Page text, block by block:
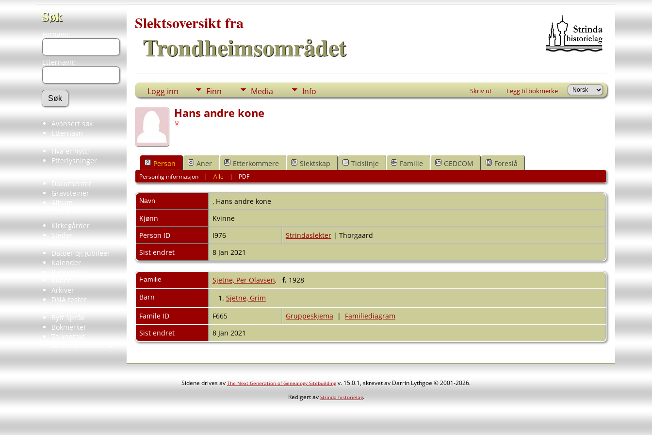
Søk
Fornavn:
Etternavn:
Avansert søk
Etternavn
Logg inn
Hva er nytt?
Etterlysninger
Bilder
Dokumenter
Gravsteiner
Album
Alle media
Kirkegårder
Steder
Notater
Datoer og jubileer
Kalender
Rapporter
Kilder
Arkiver
DNA tester
Statistikk
Bytt Språk
Bokmerker
Ta kontakt
Be om brukerkonto
Slektsoversikt fra
Trondheimsområdet
Logg inn Finn Media Info Skriv ut Legg til bokmerke
Hans andre kone
Person Aner Etterkommere Slektskap Tidslinje Familie GEDCOM Foreslå
Personlig informasjon |Alle | PDF
Navn , Hans andre kone
Kjønn
Kvinne
Person ID
I976 Strindaslekter| Thorgaard
Sist endret
8 Jan 2021
Familie Sjetne, Per Olavsen, f. 1928
Barn
1. Sjetne, Grim
Famile ID
F665 Gruppeskjema | Familiediagram
Sist endret
8 Jan 2021
Sidene drives avThe Next Generation of Genealogy Sitebuildingv. 15.0.1, skrevet av Darrin Lythgoe © 2001-2026.
Redigert avStrinda historielag.